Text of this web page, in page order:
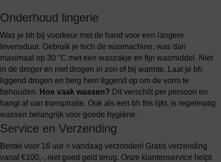
Onderhoud lingerie
Was je bh bij voorkeur met de hand voor een langere
levensduur. Gebruik je toch de wasmachine, was dan
maximaal op 30 °C met een waszakje en fijn wasmiddel. Niet
in de droger en niet drogen in zon of bij warmte. Laat je bh
liggend drogen en berg hem liggend op om de vorm te
behouden. Hoe vaak wassen? Dit verschilt per persoon en
hangt af van transpiratie. Ook als een bh fris lijkt, is regelmatig
wassen belangrijk voor goede hygiëne.
Service en Verzending
Bestel voor 16 uur = vandaag verzonden! Gratis verzending
vanaf €100,-, niet goed geld terug. Onze klantenservice helpt